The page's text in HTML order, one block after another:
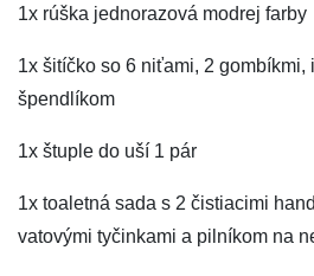
1x rúška jednorazová modrej farby
1x šitíčko so 6 niťami, 2 gombíkmi,
špendlíkom
1x štuple do uší 1 pár
1x toaletná sada s 2 čistiacimi
vatovými tyčinkami a pilníkom na